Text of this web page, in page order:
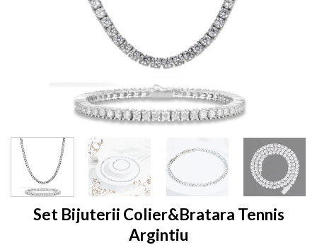
Set Bijuterii Colier&Bratara Tennis
Argintiu